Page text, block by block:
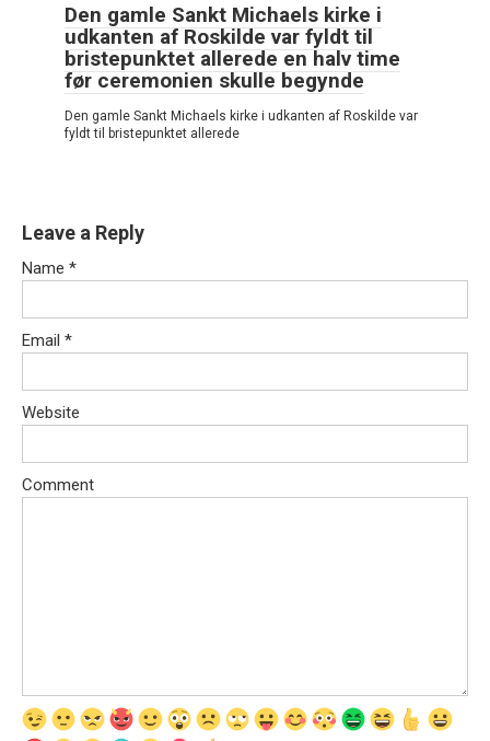
Den gamle Sankt Michaels kirke i
udkanten af Roskilde var fyldt til
bristepunktet allerede en halv time
før ceremonien skulle begynde
Den gamle Sankt Michaels kirke i udkanten af Roskilde var
fyldt til bristepunktet allerede
Leave a Reply
Name *
Email *
Website
Comment